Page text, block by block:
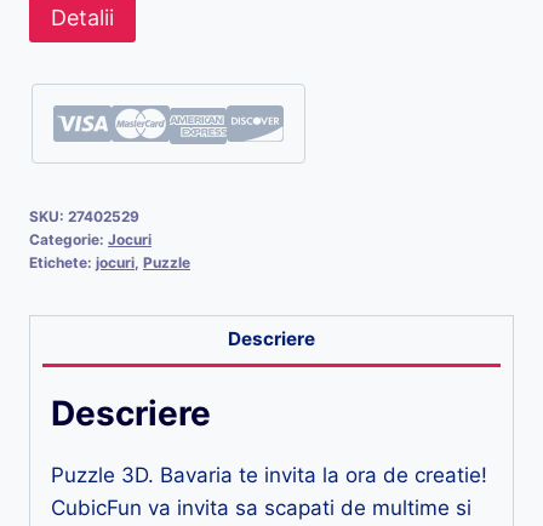
Detalii
SKU: 27402529
Categorie: Jocuri
Etichete: jocuri Puzzle
Descriere
Descriere
Puzzle 3D. Bavaria te invita la ora de creatie!
CubicFun va invita sa scapati de multime si